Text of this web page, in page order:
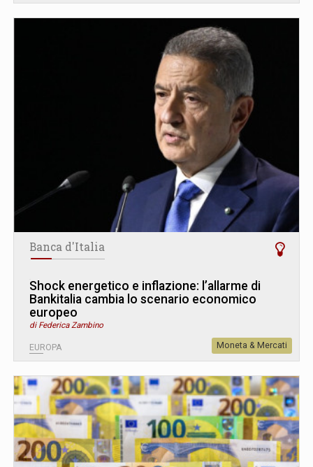
Banca d'Italia
Shock energetico e inflazione: l’allarme di
Bankitalia cambia lo scenario economico
europeo
di Federica Zambino
EUROPA Moneta & Mercati